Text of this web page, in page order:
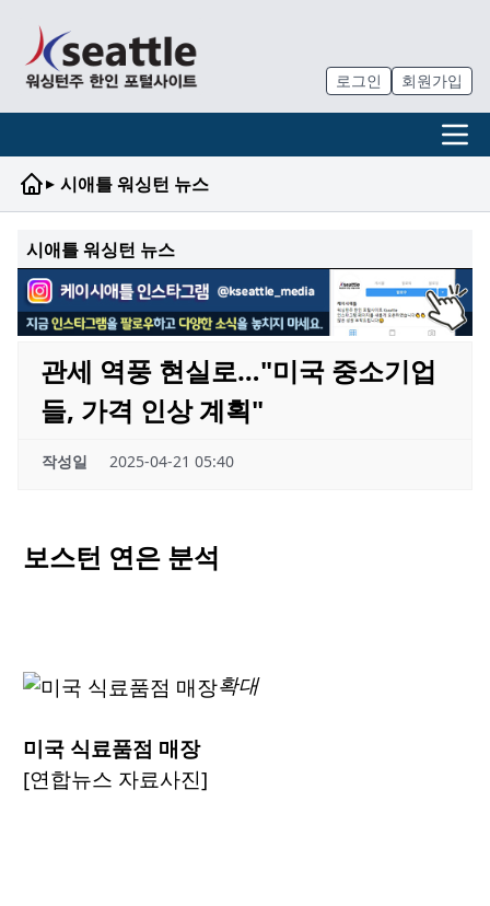
로그인 회원가입
▸ 시애틀 워싱턴 뉴스
시애틀 워싱턴 뉴스
관세 역풍 현실로…"미국 중소기업
들, 가격 인상 계획"
작성일 2025-04-21 05:40
보스턴 연은 분석
확대
미국 식료품점 매장
[연합뉴스 자료사진]